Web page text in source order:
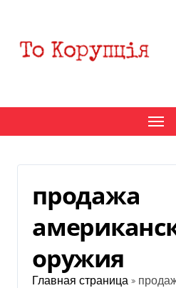
содержанию
продажа
оружия
Главная страница »